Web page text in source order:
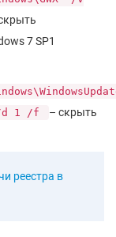
7 SP1
/d 1 /f
– скрыть
реестра в